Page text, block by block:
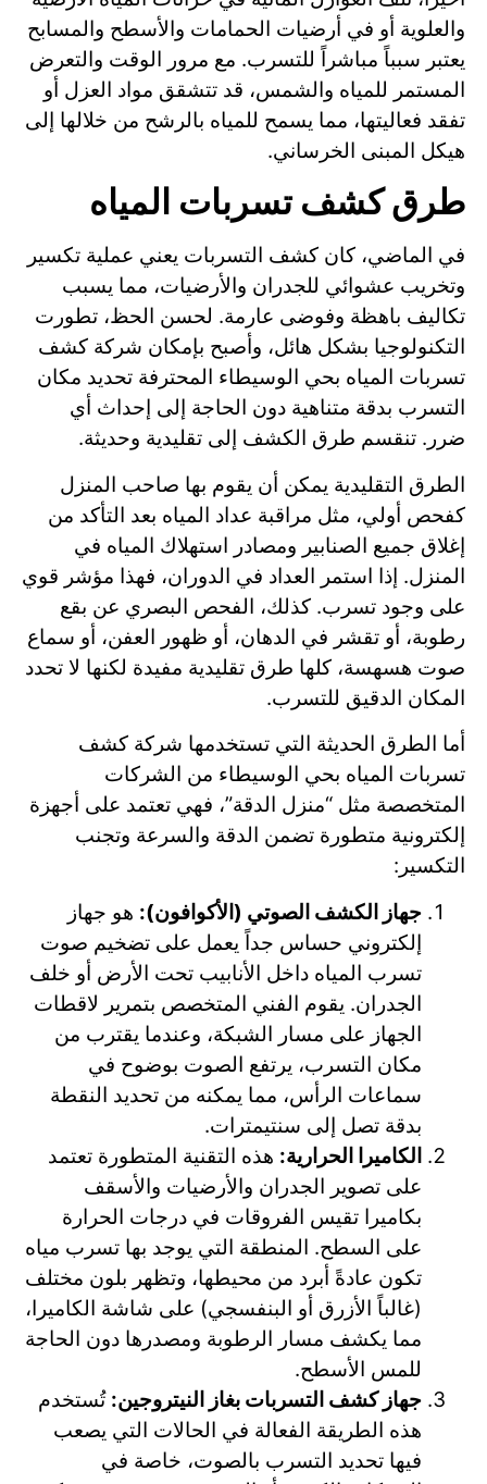
والعلوية أو في أرضيات الحمامات والأسطح والمسابح
يعتبر سبباً مباشراً للتسرب. مع مرور الوقت والتعرض
المستمر للمياه والشمس، قد تتشقق مواد العزل أو
تفقد فعاليتها، مما يسمح للمياه بالرشح من خلالها إلى
هيكل المبنى الخرساني.
طرق كشف تسربات المياه
في الماضي، كان كشف التسربات يعني عملية تكسير
وتخريب عشوائي للجدران والأرضيات، مما يسبب
تكاليف باهظة وفوضى عارمة. لحسن الحظ، تطورت
التكنولوجيا بشكل هائل، وأصبح بإمكان شركة كشف
تسربات المياه بحي الوسيطاء المحترفة تحديد مكان
التسرب بدقة متناهية دون الحاجة إلى إحداث أي
ضرر. تنقسم طرق الكشف إلى تقليدية وحديثة.
الطرق التقليدية يمكن أن يقوم بها صاحب المنزل
كفحص أولي، مثل مراقبة عداد المياه بعد التأكد من
إغلاق جميع الصنابير ومصادر استهلاك المياه في
المنزل. إذا استمر العداد في الدوران، فهذا مؤشر قوي
على وجود تسرب. كذلك، الفحص البصري عن بقع
رطوبة، أو تقشر في الدهان، أو ظهور العفن، أو سماع
صوت هسهسة، كلها طرق تقليدية مفيدة لكنها لا تحدد
المكان الدقيق للتسرب.
أما الطرق الحديثة التي تستخدمها شركة كشف
تسربات المياه بحي الوسيطاء من الشركات
المتخصصة مثل “منزل الدقة”، فهي تعتمد على أجهزة
إلكترونية متطورة تضمن الدقة والسرعة وتجنب
التكسير:
جهاز الكشف الصوتي (الأكوافون): هو جهاز
إلكتروني حساس جداً يعمل على تضخيم صوت
تسرب المياه داخل الأنابيب تحت الأرض أو خلف
الجدران. يقوم الفني المتخصص بتمرير لاقطات
الجهاز على مسار الشبكة، وعندما يقترب من
مكان التسرب، يرتفع الصوت بوضوح في
سماعات الرأس، مما يمكنه من تحديد النقطة
بدقة تصل إلى سنتيمترات.
الكاميرا الحرارية: هذه التقنية المتطورة تعتمد
على تصوير الجدران والأرضيات والأسقف
بكاميرا تقيس الفروقات في درجات الحرارة
على السطح. المنطقة التي يوجد بها تسرب مياه
تكون عادةً أبرد من محيطها، وتظهر بلون مختلف
(غالباً الأزرق أو البنفسجي) على شاشة الكاميرا،
مما يكشف مسار الرطوبة ومصدرها دون الحاجة
للمس الأسطح.
جهاز كشف التسربات بغاز النيتروجين: تُستخدم
هذه الطريقة الفعالة في الحالات التي يصعب
فيها تحديد التسرب بالصوت، خاصة في